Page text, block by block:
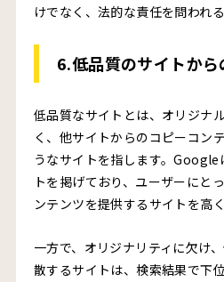
けでなく、法的な責任を問われ
6.低品質のサイトから
低品質なサイトとは、オリジナ
く、他サイトからのコピーコン
うなサイトを指します。Google
トを掲げており、ユーザーにと
ンテンツを提供するサイトを高
一方で、オリジナリティに欠け
散するサイトは、検索結果で下